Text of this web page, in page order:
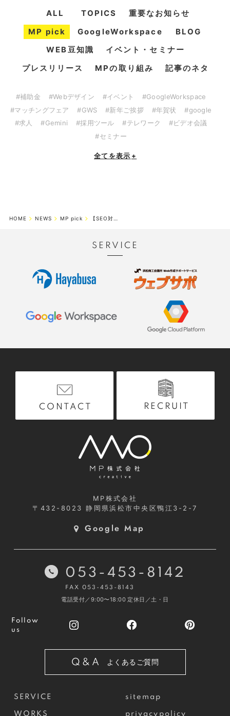
ALL TOPICS
重要なお知らせ
MP pick
GoogleWorkspace
BLOG
WEB豆知識
イベント・セミナー
プレスリリース
MPの取り組み 記事のネタ
#補助金 #Webデザイン #イベント
#GoogleWorkspace
#マッチングフェア
#GWS #新年ご挨拶 #年賀状
#google
#求人
#Gemini #採用ツール #テレワーク
#ビデオ会議
#セミナー
全てを表示 +
HOME NEWS MP pick 【SEO対策】SEO内部対策キーワード選定
SERVICE
CONTACT RECRUIT
MP株式会社
〒432-8023静岡県浜松市中央区鴨江3-2-7
Google Map
SERVICE
WORKS
sitemap
privacypolicy
053-453-8142
FAX 053-453-8143
電話受付／9:00〜18:00 定休日／土・日
Follow
us
Q&A よくあるご質問